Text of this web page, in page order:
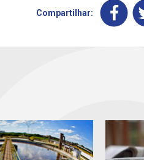
Compartilhar: